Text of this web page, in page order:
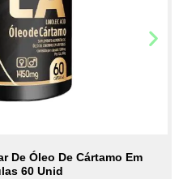
De Óleo De Cártamo Em
60 Unid